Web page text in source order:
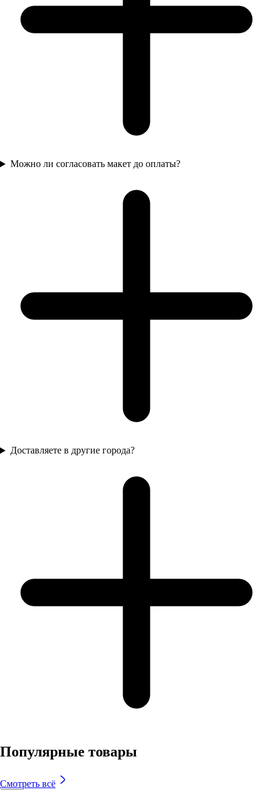
Можно ли согласовать макет до оплаты?
Доставляете в другие города?
Популярные товары
Смотреть всё